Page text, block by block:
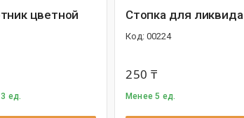
цветной
ед.
Стопка для ликвида
00224
250 ₸
Менее 5 ед.